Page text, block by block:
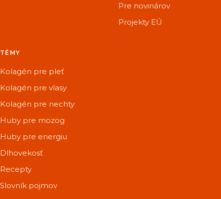
Pre novinárov
Projekty EÚ
TÉMY
Kolagén pre pleť
Kolagén pre vlasy
Kolagén pre nechty
Huby pre mozog
Huby pre energiu
Dlhovekosť
Recepty
Slovník pojmov